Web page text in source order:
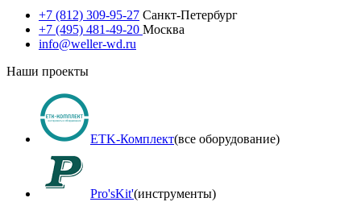
+7 (812) 309-95-27 Санкт-Петербург
+7 (495) 481-49-20 Москва
info@weller-wd.ru
Наши проекты
ETK-Комплект(все оборудование)
Pro'sKit'(инструменты)